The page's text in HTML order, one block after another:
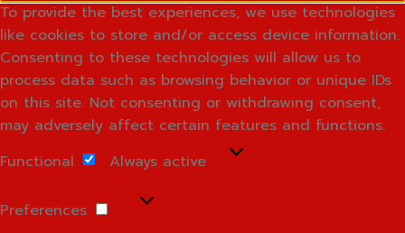
To provide the best experiences, we use technologies
like cookies to store and/or access device information.
Consenting to these technologies will allow us to
process data such as browsing behavior or unique IDs
on this site. Not consenting or withdrawing consent,
may adversely affect certain features and functions.
Functional
Always active
Preferences
Preferences